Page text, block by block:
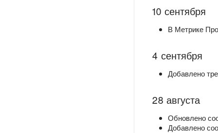
10 сентября
В Метрике
4 сентября
Добавлено
28 августа
Обновлено
Добавлено